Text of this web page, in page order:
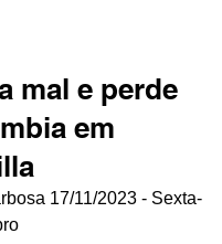
mal e perde
em
17/11/2023 - Sexta-